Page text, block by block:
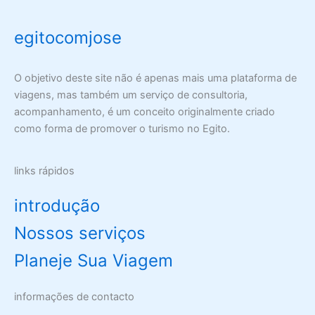
egitocomjose
O objetivo deste site não é apenas mais uma plataforma de
viagens, mas também um serviço de consultoria,
acompanhamento, é um conceito originalmente criado
como forma de promover o turismo no Egito.
links rápidos
introdução
Nossos serviços
Planeje Sua Viagem
informações de contacto